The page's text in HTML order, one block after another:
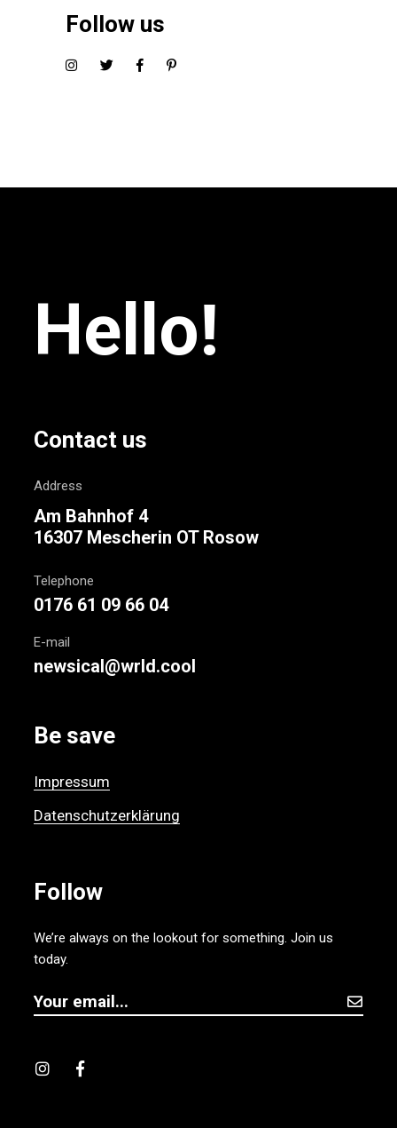
Follow us
Hello!
Contact us
Address
Am Bahnhof 4
16307 Mescherin OT Rosow
Telephone
0176 61 09 66 04
E-mail
newsical@wrld.cool
Be save
Impressum
Datenschutzerklärung
Follow
We’re always on the lookout for something. Join us
today.